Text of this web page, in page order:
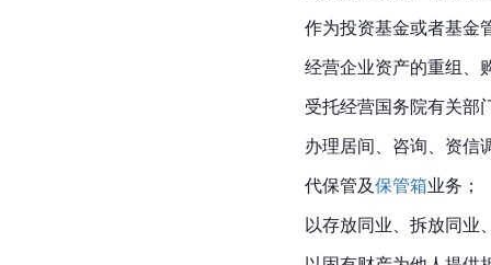
作为投资基金或者基金
经营企业资产的重组、
受托经营国务院有关部
办理居间、咨询、资信
代保管及保管箱业务；
以存放同业、拆放同业